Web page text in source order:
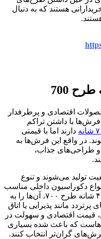
هستند که به دنبال
۷۰۰ یکی از محصولات اقتصادی و پرطرفدار
با داشتن تراکم
دارند اما با قیمتی
در واقع این فرش‌ها به
و طراحی‌های جذاب،
تولید می‌شوند و تنوع
دکوراسیون داخلی مناسب
باشند. ضخامت مناسب فرش‌های ۴۴۰ شانه طرح ۷۰۰، آن‌ها را به
مانند پذیرایی یا اتاق
قیمت اقتصادی و سهولت در
که باعث شده بسیاری
گران‌تر انتخاب کنند.